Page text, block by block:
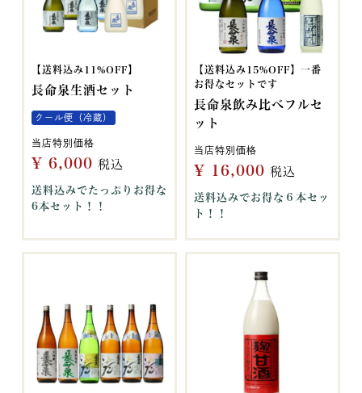
【送料込み11%OFF】
長命泉生酒セット
クール便（冷蔵）
当店特別価格
¥ 6,000 税込
送料込みでたっぷりお得な
6本セット！！
【送料込み15%OFF】一番
お得なセットです
長命泉飲み比べフルセ
ット
当店特別価格
¥ 16,000 税込
送料込みでお得な６本セッ
ト！！